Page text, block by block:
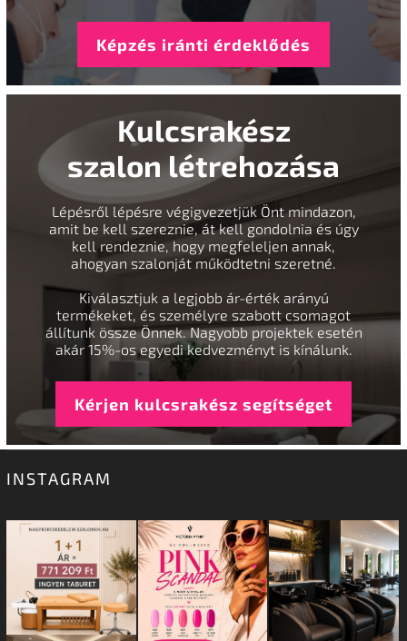
Képzés iránti érdeklődés
Kulcsrakész
szalon létrehozása
Lépésről lépésre végigvezetjük Önt mindazon,
amit be kell szereznie, át kell gondolnia és úgy
kell rendeznie, hogy megfeleljen annak,
ahogyan szalonját működtetni szeretné.
Kiválasztjuk a legjobb ár-érték arányú
termékeket, és személyre szabott csomagot
állítunk össze Önnek. Nagyobb projektek esetén
akár 15%-os egyedi kedvezményt is kínálunk.
Kérjen kulcsrakész segítséget
INSTAGRAM